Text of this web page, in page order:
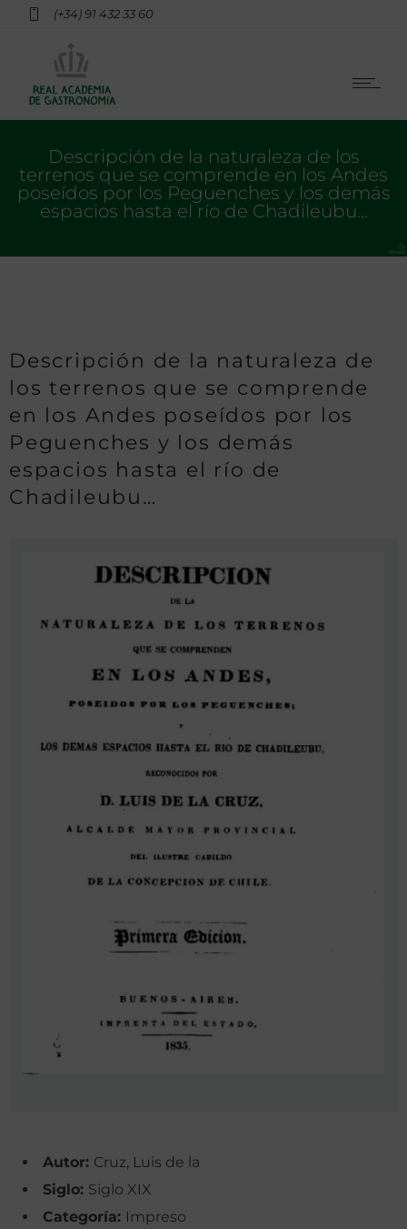
(+34) 91 432 33 60
Descripción de la naturaleza de los
terrenos que se comprende en los Andes
poseídos por los Peguenches y los demás
espacios hasta el río de Chadileubu…
Descripción de la naturaleza de
los terrenos que se comprende
en los Andes poseídos por los
Peguenches y los demás
espacios hasta el río de
Chadileubu…
Autor: Cruz, Luis de la
Siglo: Siglo XIX
Categoría: Impreso